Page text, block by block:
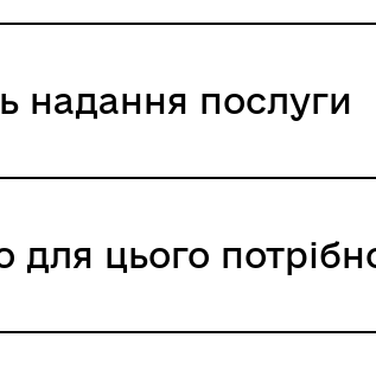
надання послуги
надання / 0 UAH /
для цього